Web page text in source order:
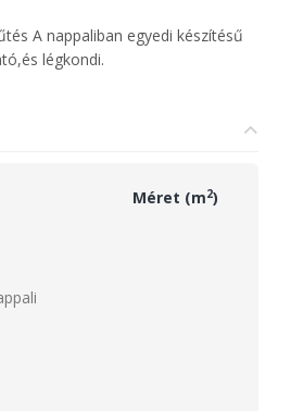
A nappaliban egyedi készítésű
légkondi.
Méret (m2)